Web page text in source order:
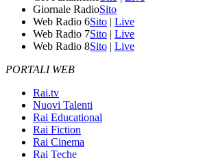
Giornale RadioSito
Web Radio 6Sito | Live
Web Radio 7Sito | Live
Web Radio 8Sito | Live
PORTALI WEB
Rai.tv
Nuovi Talenti
Rai Educational
Rai Fiction
Rai Cinema
Rai Teche